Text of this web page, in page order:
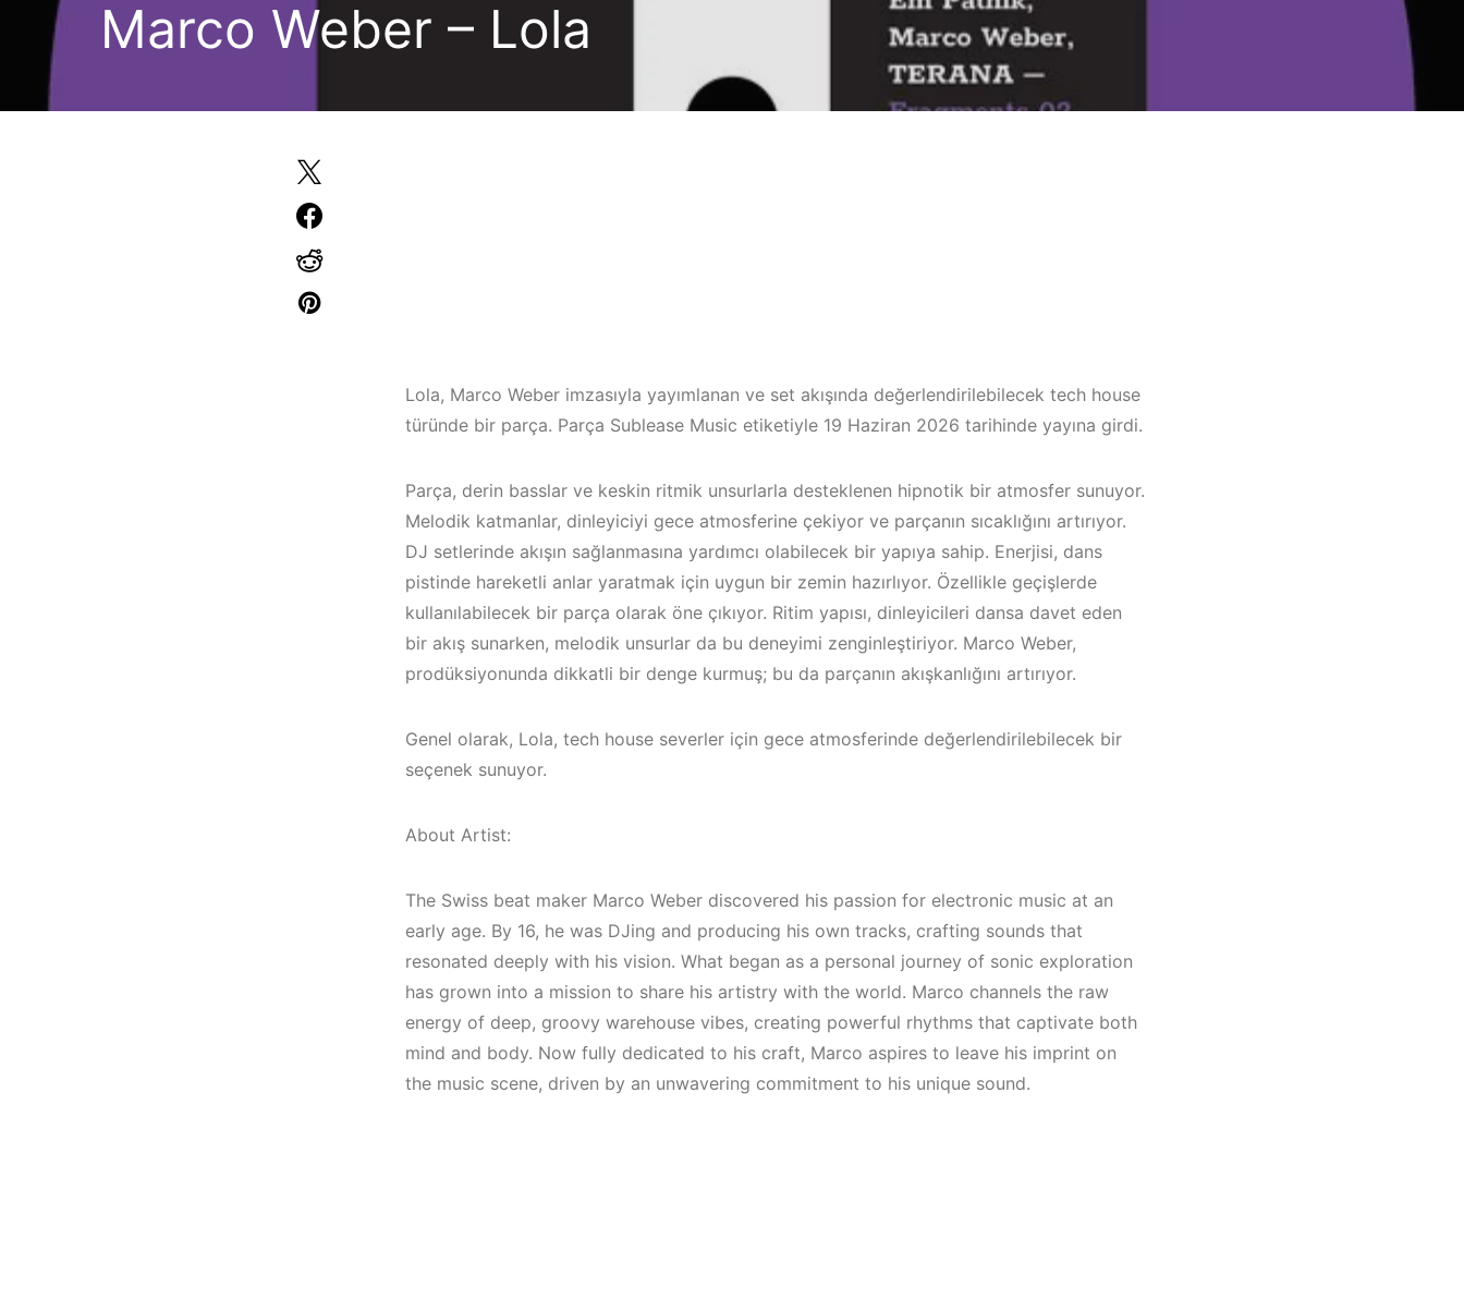
Çeşme / Alaçatı
Elektronik Müzik
Mekanları 2023 –
(House, Techno,
Downtempo)
Alaçatı / Akyaka /
Kuşadası /
Elektronik Müzik
Mekanları ve
Etkinlikleri 2023
(Downtempo,
House, Techno)
İzmir ‘in Yeni
Elektronik Müzik
Mekanı : CAVE
HEMEN İNCELE
Marco Weber – Lola
Lola, Marco Weber imzasıyla yayımlanan ve set akışında değerlendirilebilecek tech house
türünde bir parça. Parça Sublease Music etiketiyle 19 Haziran 2026 tarihinde yayına girdi.
Parça, derin basslar ve keskin ritmik unsurlarla desteklenen hipnotik bir atmosfer sunuyor.
Melodik katmanlar, dinleyiciyi gece atmosferine çekiyor ve parçanın sıcaklığını artırıyor.
DJ setlerinde akışın sağlanmasına yardımcı olabilecek bir yapıya sahip. Enerjisi, dans
pistinde hareketli anlar yaratmak için uygun bir zemin hazırlıyor. Özellikle geçişlerde
kullanılabilecek bir parça olarak öne çıkıyor. Ritim yapısı, dinleyicileri dansa davet eden
bir akış sunarken, melodik unsurlar da bu deneyimi zenginleştiriyor. Marco Weber,
prodüksiyonunda dikkatli bir denge kurmuş; bu da parçanın akışkanlığını artırıyor.
Genel olarak, Lola, tech house severler için gece atmosferinde değerlendirilebilecek bir
seçenek sunuyor.
About Artist:
The Swiss beat maker Marco Weber discovered his passion for electronic music at an
early age. By 16, he was DJing and producing his own tracks, crafting sounds that
resonated deeply with his vision. What began as a personal journey of sonic exploration
has grown into a mission to share his artistry with the world. Marco channels the raw
energy of deep, groovy warehouse vibes, creating powerful rhythms that captivate both
mind and body. Now fully dedicated to his craft, Marco aspires to leave his imprint on
the music scene, driven by an unwavering commitment to his unique sound.